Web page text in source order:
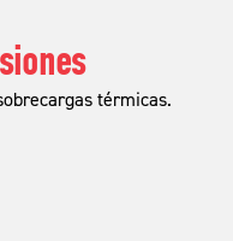
térmicas.